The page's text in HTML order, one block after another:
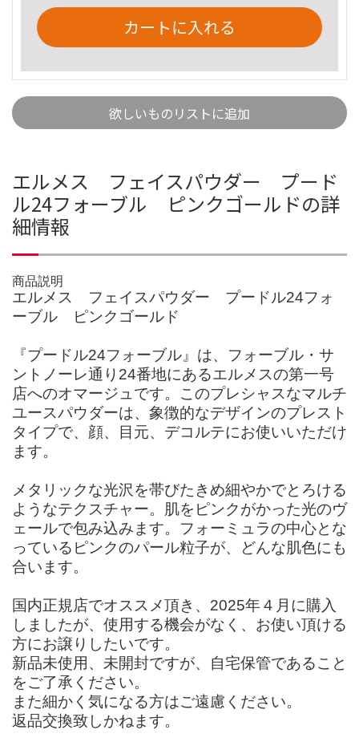
カートに入れる
欲しいものリストに追加
エルメス フェイスパウダー プード
ル24フォーブル ピンクゴールドの詳
細情報
商品説明
エルメス フェイスパウダー プードル24フォ
ーブル ピンクゴールド
『プードル24フォーブル』は、フォーブル・サ
ントノーレ通り24番地にあるエルメスの第一号
店へのオマージュです。このプレシャスなマルチ
ユースパウダーは、象徴的なデザインのプレスト
タイプで、顔、目元、デコルテにお使いいただけ
ます。
メタリックな光沢を帯びたきめ細やかでとろける
ようなテクスチャー。肌をピンクがかった光のヴ
ェールで包み込みます。フォーミュラの中心とな
っているピンクのパール粒子が、どんな肌色にも
合います。
国内正規店でオススメ頂き、2025年４月に購入
しましたが、使用する機会がなく、お使い頂ける
方にお譲りしたいです。
新品未使用、未開封ですが、自宅保管であること
をご了承ください。
また細かく気になる方はご遠慮ください。
返品交換致しかねます。